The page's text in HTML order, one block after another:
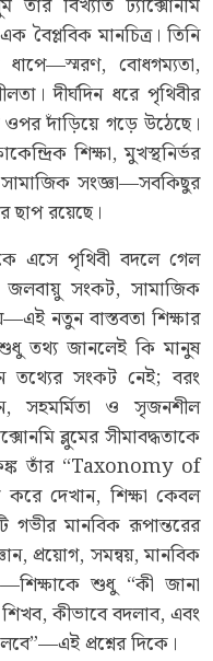
বৈপ্লবিক মানচিত্র। তিনি
ধাপে—স্মরণ, বোধগম্যতা,
দীর্ঘদিন ধরে পৃথিবীর
ওপর দাঁড়িয়ে গড়ে উঠেছে।
শিক্ষা, মুখস্থনির্ভর
সংজ্ঞা—সবকিছুর
ছাপ রয়েছে।
এসে পৃথিবী বদলে গেল
জলবায়ু সংকট, সামাজিক
নতুন বাস্তবতা শিক্ষার
তথ্য জানলেই কি মানুষ
তথ্যের সংকট নেই; বরং
ও সৃজনশীল
ব্লুমের সীমাবদ্ধতাকে
তাঁর “Taxonomy of
দেখান, শিক্ষা কেবল
গভীর মানবিক রূপান্তরের
প্রয়োগ, সমন্বয়, মানবিক
শুধু “কী জানা
কীভাবে বদলাব, এবং
প্রশ্নের দিকে।